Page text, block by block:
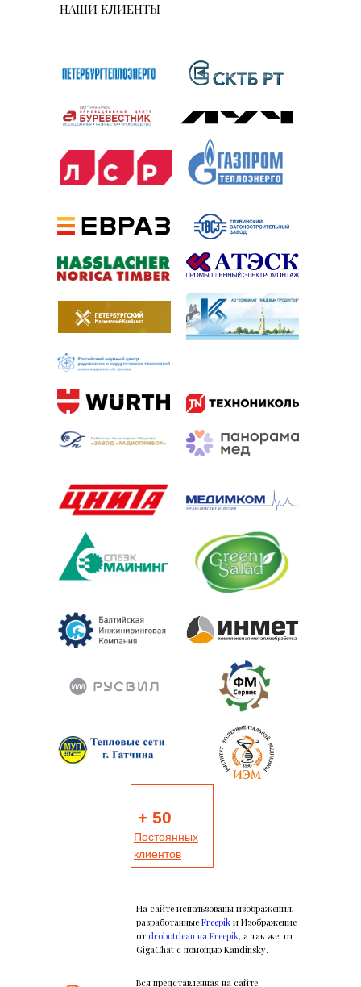
НАШИ КЛИЕНТЫ
Вся представленная на сайте
+ 50
Постоянных
клиентов
На сайте использованы изображения,
разработанные Freepik и Изображение
от drobotdean на Freepik, а так же, от
GigaChat с помощью Kandinsky.